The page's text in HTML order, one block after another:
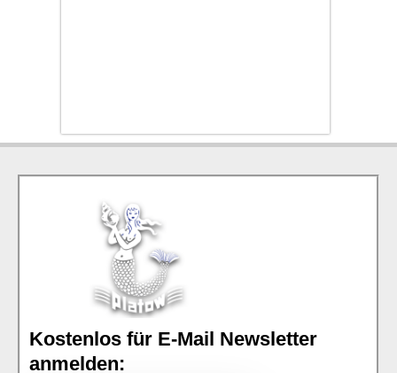
Kostenlos für E-Mail Newsletter
anmelden: